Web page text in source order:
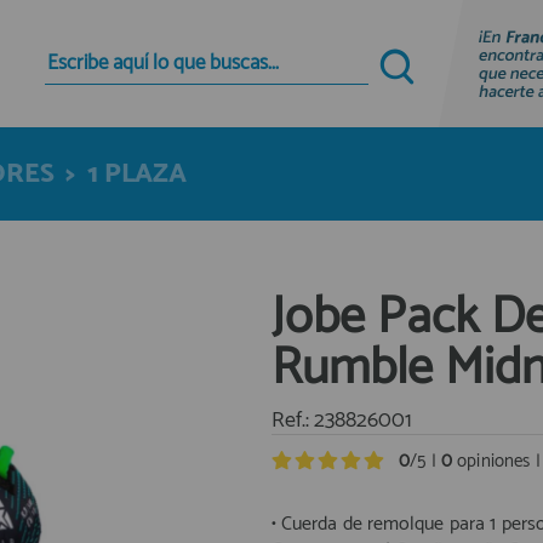
Quiero registrarme
Nuevo cliente
Al crear una cuenta en francobordo.com podrás
tienda virtual, revisar el estado de tus pedidos y
¡Adelante! Te estabamos esperando.
registro cliente
> 1 PLAZA
Jobe Pack
Rumble
Ref.: 238826001
0/5 | 0opiniones |
• Cuerda de remolque para 1